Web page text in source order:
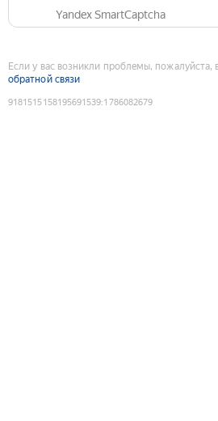
Yandex SmartCaptcha
Если у вас возникли проблемы, пожалуйста,
обратной связи
9181515158195691539:1786082679